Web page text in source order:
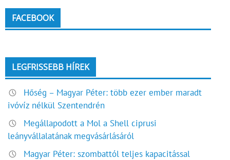
FACEBOOK
LEGFRISSEBB HÍREK
Hőség – Magyar Péter: több ezer ember maradt
ivóvíz nélkül Szentendrén
Megállapodott a Mol a Shell ciprusi
leányvállalatának megvásárlásáról
Magyar Péter: szombattól teljes kapacitással